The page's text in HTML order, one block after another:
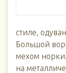
стиле,
Большой
мехом
на